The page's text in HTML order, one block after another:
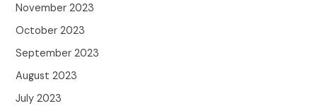
November 2023
October 2023
September 2023
August 2023
July 2023